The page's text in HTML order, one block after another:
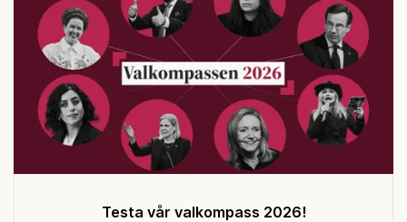
Testa vår valkompass 2026!